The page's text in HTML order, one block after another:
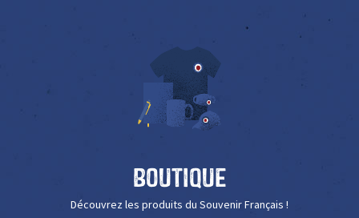
Boutique
Découvrez les produits du Souvenir Français !